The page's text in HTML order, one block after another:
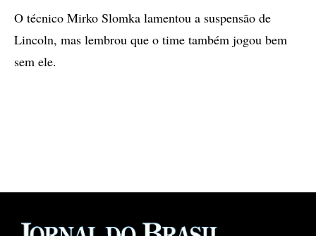
O técnico Mirko Slomka lamentou a suspensão de
Lincoln, mas lembrou que o time também jogou bem
sem ele.